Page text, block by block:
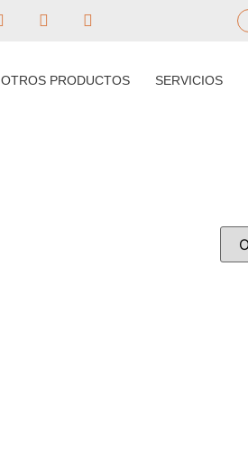
OTROS PRODUCTOS SERVICIOS